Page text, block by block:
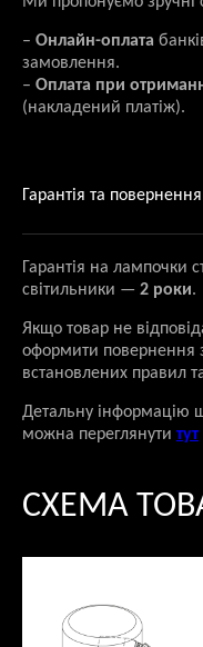
– Онлайн-оплата
замовлення.
– Оплата при
(накладений платіж).
Гарантія та повернення
Гарантія на лампочки
світильники — 2 роки.
Якщо товар не
оформити повернення
встановлених правил
Детальну інформацію
можна переглянути тут
СХЕМА